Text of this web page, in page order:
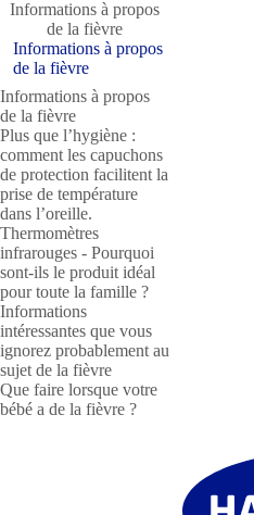
Informations à propos
de la fièvre
Informations à propos
de la fièvre
Informations à propos
de la fièvre
Plus que l’hygiène :
comment les capuchons
de protection facilitent la
prise de température
dans l’oreille.
Thermomètres
infrarouges - Pourquoi
sont-ils le produit idéal
pour toute la famille ?
Informations
intéressantes que vous
ignorez probablement au
sujet de la fièvre
Que faire lorsque votre
bébé a de la fièvre ?